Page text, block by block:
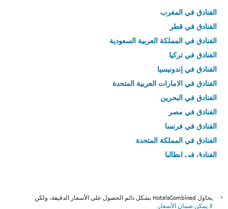
الفنادق في المغرب
الفنادق في قطر
الفنادق في المملكة العربية السعودية
الفنادق في تركيا
الفنادق في إندونيسيا
الفنادق في الامارات العربية المتحدة
الفنادق في البحرين
الفنادق في مصر
الفنادق في فرنسا
الفنادق في المملكة المتحدة
الفنادق في إيطاليا
*
يحاول HotelsCombined بشكل دائم الحصول على الأسعار الدقيقة، ولكن
لا يمكن ضمان الأسعار .